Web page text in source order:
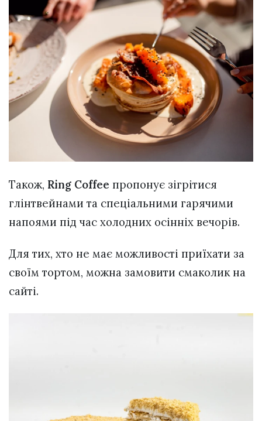
Також, Ring Coffee пропонує зігрітися
глінтвейнами та спеціальними гарячими
напоями під час холодних осінніх вечорів.
Для тих, хто не має можливості приїхати за
своїм тортом, можна замовити смаколик на
сайті.